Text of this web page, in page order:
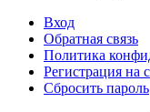
Вход
Обратная связь
Политика
Регистрация на
Сбросить пароль